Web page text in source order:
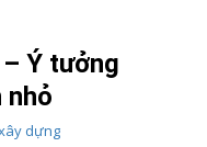
Ý tưởng
nhỏ
dựng